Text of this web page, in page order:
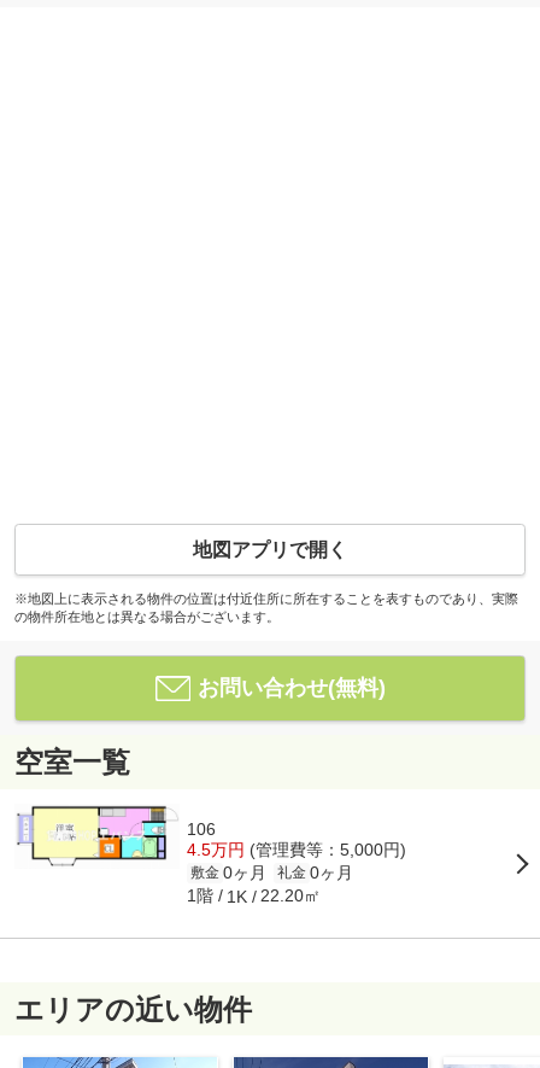
地図アプリで開く
※地図上に表示される物件の位置は付近住所に所在することを表すものであり、実際
の物件所在地とは異なる場合がございます。
お問い合わせ(無料)
空室一覧
106
4.5万円 (管理費等：5,000円)
敷金 0ヶ月 礼金 0ヶ月
1階 1K 22.20㎡
エリアの近い物件